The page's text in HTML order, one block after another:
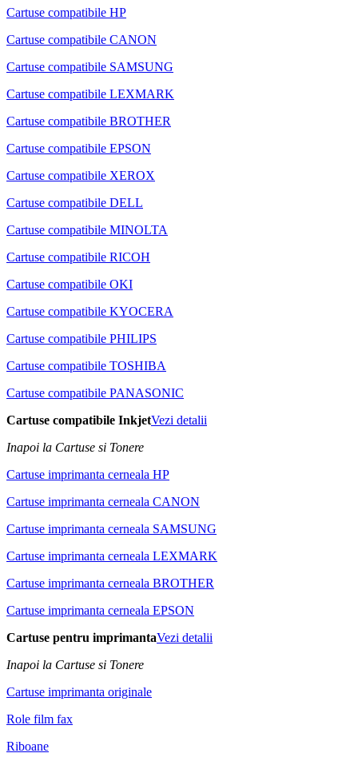
Cartuse compatibile HP
Cartuse compatibile CANON
Cartuse compatibile SAMSUNG
Cartuse compatibile LEXMARK
Cartuse compatibile BROTHER
Cartuse compatibile EPSON
Cartuse compatibile XEROX
Cartuse compatibile DELL
Cartuse compatibile MINOLTA
Cartuse compatibile RICOH
Cartuse compatibile OKI
Cartuse compatibile KYOCERA
Cartuse compatibile PHILIPS
Cartuse compatibile TOSHIBA
Cartuse compatibile PANASONIC
Cartuse compatibile InkjetVezi detalii
Inapoi la Cartuse si Tonere
Cartuse imprimanta cerneala HP
Cartuse imprimanta cerneala CANON
Cartuse imprimanta cerneala SAMSUNG
Cartuse imprimanta cerneala LEXMARK
Cartuse imprimanta cerneala BROTHER
Cartuse imprimanta cerneala EPSON
Cartuse pentru imprimantaVezi detalii
Inapoi la Cartuse si Tonere
Cartuse imprimanta originale
Role film fax
Riboane